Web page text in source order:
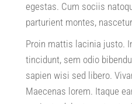
egestas. Cum sociis
parturient montes,
Proin mattis lacinia justo.
tincidunt, sem odio
sapien wisi sed libero.
Maecenas lorem. Itaque